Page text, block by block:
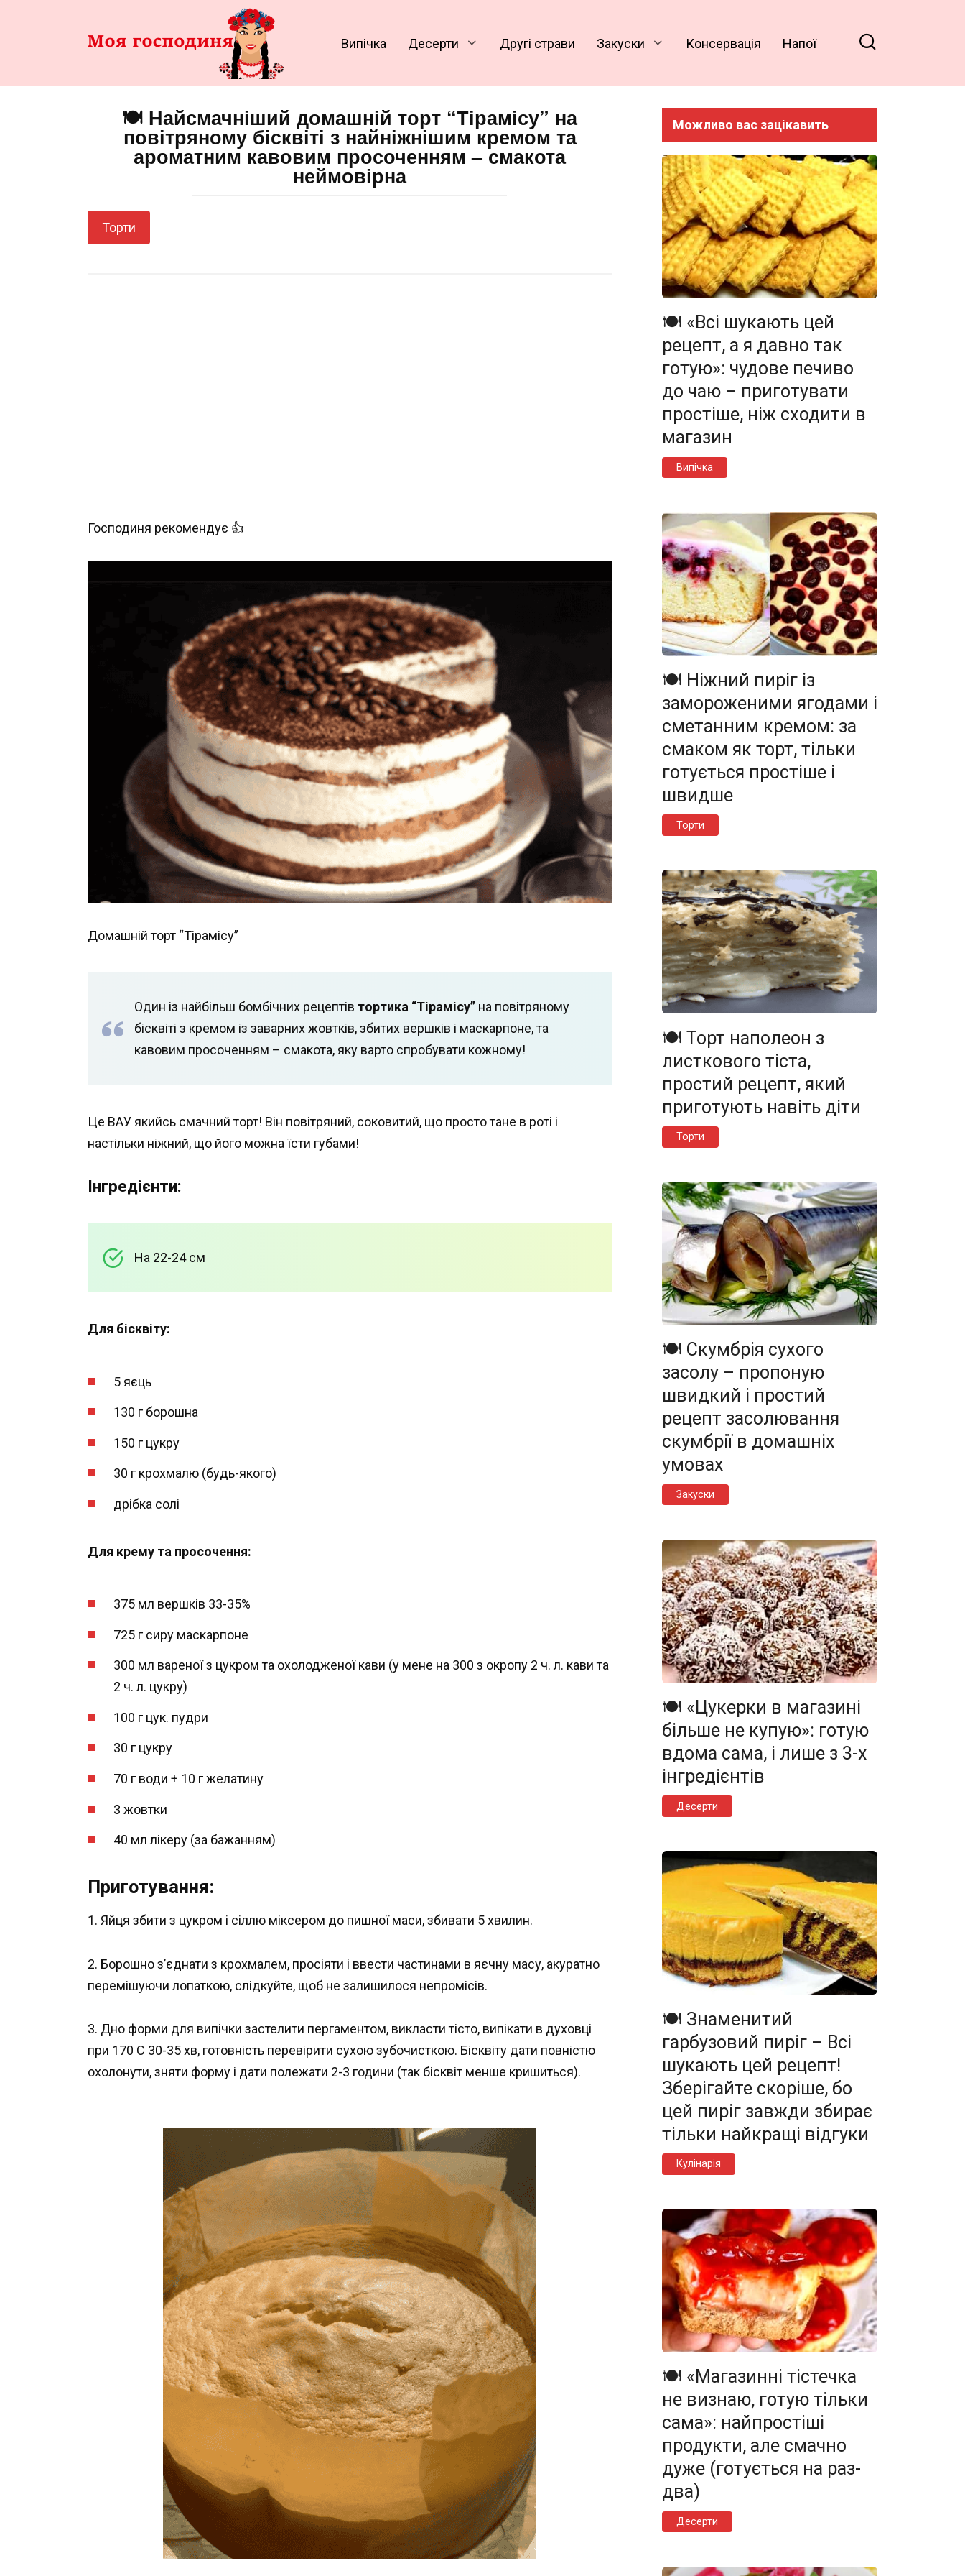
Випічка Десерти Другі страви Закуски Консервація Напої
🍽️ Найсмачніший домашній торт “Тірамісу” на
повітряному бісквіті з найніжнішим кремом та
ароматним кавовим просоченням – смакота
неймовірна
Торти
Господиня рекомендує 👍
Домашній торт “Тірамісу”
Один із найбільш бомбічних рецептів тортика “Тірамісу” на повітряному
бісквіті з кремом із заварних жовтків, збитих вершків і маскарпоне, та
кавовим просоченням – смакота, яку варто спробувати кожному!
Це ВАУ якийсь смачний торт! Він повітряний, соковитий, що просто тане в роті і
настільки ніжний, що його можна їсти губами!
Інгредієнти:
На 22-24 см
Для бісквіту:
5 яєць
130 г борошна
150 г цукру
30 г крохмалю (будь-якого)
дрібка солі
Для крему та просочення:
375 мл вершків 33-35%
725 г сиру маскарпоне
300 мл вареної з цукром та охолодженої кави (у мене на 300 з окропу 2 ч. л. кави та
2 ч. л. цукру)
100 г цук. пудри
30 г цукру
70 г води + 10 г желатину
3 жовтки
40 мл лікеру (за бажанням)
Приготування:
1. Яйця збити з цукром і сіллю міксером до пишної маси, збивати 5 хвилин.
2. Борошно з’єднати з крохмалем, просіяти і ввести частинами в яєчну масу, акуратно
перемішуючи лопаткою, слідкуйте, щоб не залишилося непромісів.
3. Дно форми для випічки застелити пергаментом, викласти тісто, випікати в духовці
при 170 С 30-35 хв, готовність перевірити сухою зубочисткою. Бісквіту дати повністю
охолонути, зняти форму і дати полежати 2-3 години (так бісквіт менше кришиться).
Можливо вас зацікавить
🍽️ «Всі шукають цей
рецепт, а я давно так
готую»: чудове печиво
до чаю – приготувати
простіше, ніж сходити в
магазин
Випічка
🍽️ Ніжний пиріг із
замороженими ягодами і
сметанним кремом: за
смаком як торт, тільки
готується простіше і
швидше
Торти
🍽️ Торт наполеон з
листкового тіста,
простий рецепт, який
приготують навіть діти
Торти
🍽️ Скумбрія сухого
засолу – пропоную
швидкий і простий
рецепт засолювання
скумбрії в домашніх
умовах
Закуски
🍽️ «Цукерки в магазині
більше не купую»: готую
вдома сама, і лише з 3-х
інгредієнтів
Десерти
🍽️ Знаменитий
гарбузовий пиріг – Всі
шукають цей рецепт!
Зберігайте скоріше, бо
цей пиріг завжди збирає
тільки найкращі відгуки
Кулінарія
🍽️ «Магазинні тістечка
не визнаю, готую тільки
сама»: найпростіші
продукти, але смачно
дуже (готується на раз-
два)
Десерти